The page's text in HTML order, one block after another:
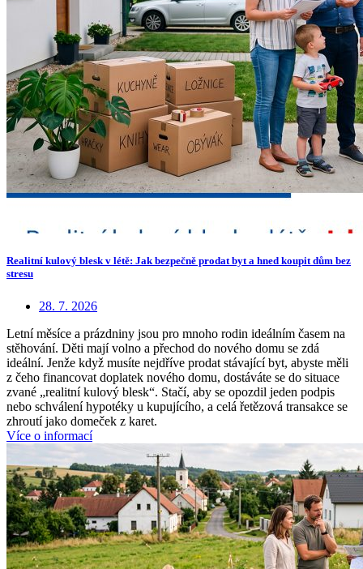
Realitní kulový blesk v létě: Jak bezpečně prodat byt a hned koupit dům bez
stresu
28. 7. 2026
Letní měsíce a prázdniny jsou pro mnoho rodin ideálním časem na
stěhování. Děti mají volno a přechod do nového domu se zdá
ideální. Jenže když musíte nejdříve prodat stávající byt, abyste měli
z čeho financovat doplatek nového domu, dostáváte se do situace
zvané „realitní kulový blesk“. Stačí, aby se opozdil jeden podpis
nebo schválení hypotéky u kupujícího, a celá řetězová transakce se
zhroutí jako domeček z karet.
Více o informací